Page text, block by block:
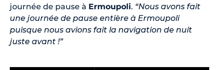
journée de pause à Ermoupoli. “Nous avons fait
une journée de pause entière à Ermoupoli
puisque nous avions fait la navigation de nuit
juste avant !”